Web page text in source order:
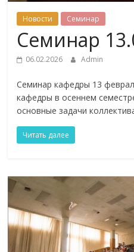
Новости Семинар
Семинар
06.02.2026 Admin
Семинар кафедры 13
кафедры в осеннем
основные задачи
Читать далее